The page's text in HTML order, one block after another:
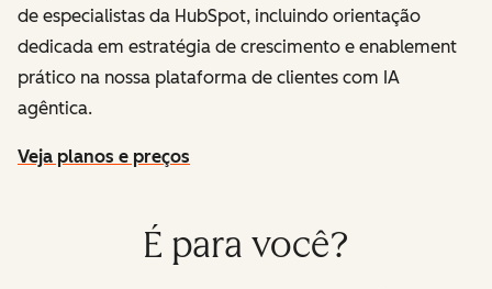
de especialistas da HubSpot, incluindo orientação
dedicada em estratégia de crescimento e enablement
prático na nossa plataforma de clientes com IA
agêntica.
Veja planos e preços
É para você?